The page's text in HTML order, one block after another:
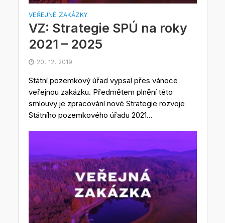
VEŘEJNÉ ZAKÁZKY
VZ: Strategie SPÚ na roky
2021 – 2025
20. 12. 2019
Státní pozemkový úřad vypsal přes vánoce
veřejnou zakázku. Předmětem plnění této
smlouvy je zpracování nové Strategie rozvoje
Státního pozemkového úřadu 2021...